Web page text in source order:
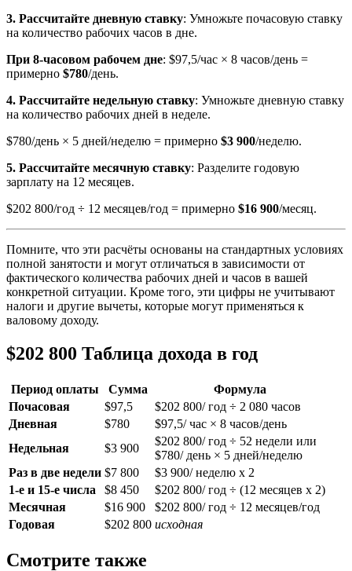
3. Рассчитайте дневную ставку: Умножьте почасовую ставку
на количество рабочих часов в дне.
При 8-часовом рабочем дне: $97,5/час × 8 часов/день =
примерно $780/день.
4. Рассчитайте недельную ставку: Умножьте дневную ставку
на количество рабочих дней в неделе.
$780/день × 5 дней/неделю = примерно $3 900/неделю.
5. Рассчитайте месячную ставку: Разделите годовую
зарплату на 12 месяцев.
$202 800/год ÷ 12 месяцев/год = примерно $16 900/месяц.
Помните, что эти расчёты основаны на стандартных условиях
полной занятости и могут отличаться в зависимости от
фактического количества рабочих дней и часов в вашей
конкретной ситуации. Кроме того, эти цифры не учитывают
налоги и другие вычеты, которые могут применяться к
валовому доходу.
$202 800 Таблица дохода в год
Период оплаты Сумма
Формула
Почасовая
$97,5
$202 800/ год ÷ 2 080 часов
Дневная
$780
$97,5/ час × 8 часов/день
Недельная
$3 900
$202 800/ год ÷ 52 недели или
$780/ день × 5 дней/неделю
Раз в две недели $7 800
$3 900/ неделю x 2
1-е и 15-е числа
$8 450
$202 800/ год ÷ (12 месяцев x 2)
Месячная
$16 900
$202 800/ год ÷ 12 месяцев/год
Годовая
$202 800 исходная
Смотрите также